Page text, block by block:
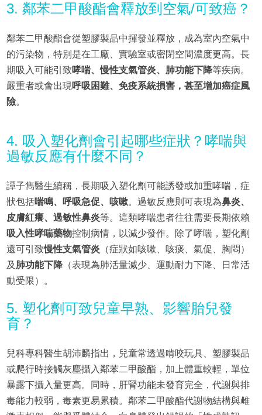
3. 鄰苯二甲酸酯會釋放到空氣/可致癌？
鄰苯二甲酸酯會從塑膠製品中揮發並釋放，成為室內空氣中
的污染物，特別是在工廠、實驗室或密閉空間濃度更高。長
期吸入可能引致哮喘、慢性支氣管炎、肺功能下降等疾病。
嚴重者或會出現 呼吸困難、免疫系統損害，甚至增加癌症風
險。
4. 吸入塑化劑會引起哪些症狀？哮喘與
過敏反應有什麼不同？
譚子雋醫生續稱，長期吸入塑化劑可能誘發或加重哮喘，症
狀包括喘鳴、呼吸急促、咳嗽。過敏反應則可表現為鼻炎、
皮膚紅癢、過敏性鼻炎等。這類哮喘患者往往需要長期依賴
吸入性哮喘藥物控制病情，以減少發作。除了哮喘，塑化劑
還可引致慢性支氣管炎（症狀如咳嗽、咳痰、氣促、胸悶）
及 肺功能下降（表現為肺活量減少、運動耐力下降、日常活
動受限）。
5. 塑化劑可致兒童早熟、影響胎兒發
育？
兒科專科醫生胡沛麟指出，兒童常透過啃咬玩具、塑膠製品
或爬行時接觸灰塵攝入鄰苯二甲酸酯，加上體重較輕，單位
暴露下攝入量更高。同時，肝腎功能未發育完全，代謝與排
毒能力較弱，毒素更易累積。鄰苯二甲酸酯代謝物結構與雌